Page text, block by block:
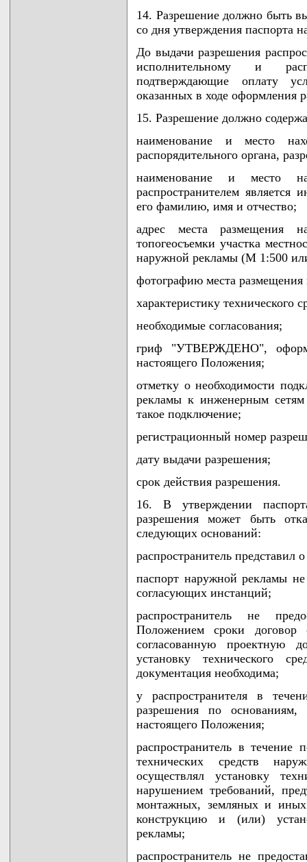
14. Разрешение должно быть
со дня утверждения паспорта
До выдачи разрешения
исполнительному и
подтверждающие оплату
оказанных в ходе оформления
15. Разрешение должно
наименование и место
распорядительного органа,
наименование и место
распространителем является
его фамилию, имя и отчество;
адрес места размещения
топогеосъемки участка
наружной рекламы (М 1:500
фотографию места
характеристику технического
необходимые согласования;
гриф "УТВЕРЖДЕНО",
настоящего Положения;
отметку о необходимости
рекламы к инженерным
такое подключение;
регистрационный номер
дату выдачи разрешения;
срок действия разрешения.
16. В утверждении
разрешения может быть
следующих оснований:
распространитель
паспорт наружной рекламы
согласующих инстанций;
распространитель не
Положением сроки
согласованную проектную
установку технического
документация необходима;
у распространителя в
разрешения по
настоящего Положения;
распространитель в течение
технических средств
осуществлял установку
нарушением требований,
монтажных, земляных и
конструкцию и (или)
рекламы;
распространитель не